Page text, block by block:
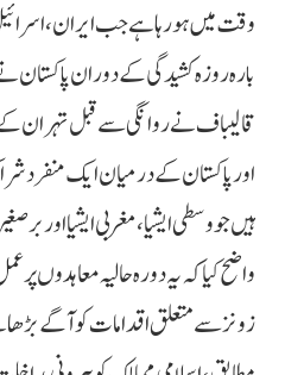
وقت میں ہورہا ہے جب ایران،
بارہ روزہ کشیدگی کے دوران پاکستان
قالیباف نے روانگی سے قبل تہران کے
اور پاکستان کے درمیان ایک منفرد
ہیں جو وسطی ایشیا، مغربی ایشیا اور
واضح کیا کہ یہ دورہ حالیہ معاہدوں
زونز سے متعلق اقدامات کو آگے